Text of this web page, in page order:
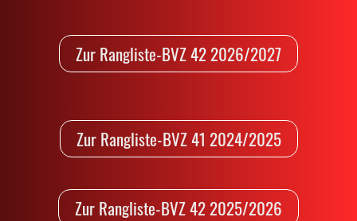
Zur Rangliste-BVZ 42 2026/2027
Zur Rangliste-BVZ 41 2024/2025
Zur Rangliste-BVZ 42 2025/2026